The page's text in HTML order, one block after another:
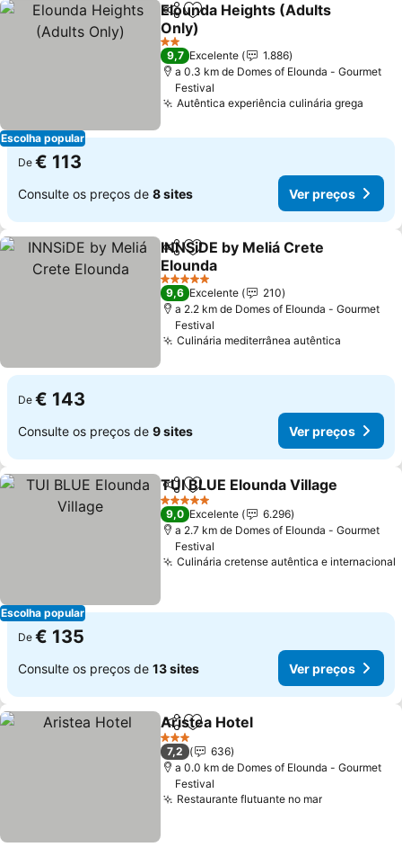
Escolha popular
PartilharAdicionar aos favoritos
Elounda Heights (Adults
Only)
Ver preços
2 Estrelas
9,7 Excelente
1.886
a 0.3 km de Domes of Elounda - Gourmet
Festival
Autêntica experiência culinária grega
De € 113
Consulte os preços de 8 sites Ver preços
PartilharAdicionar aos favoritos
INNSiDE by Meliá Crete
Elounda
Ver preços
5 Estrelas
9,6 Excelente
210
a 2.2 km de Domes of Elounda - Gourmet
Festival
Culinária mediterrânea autêntica
De € 143
Consulte os preços de 9 sites Ver preços
Escolha popular
PartilharAdicionar aos favoritos
TUI BLUE Elounda Village
5 Estrelas
9,0 Excelente
6.296
a 2.7 km de Domes of Elounda - Gourmet
Festival
Culinária cretense autêntica e internacional
De € 135
Consulte os preços de 13 sites Ver preços
PartilharAdicionar aos favoritos
Aristea Hotel
3 Estrelas
7,2
636
a 0.0 km de Domes of Elounda - Gourmet
Festival
Restaurante flutuante no marVer preços